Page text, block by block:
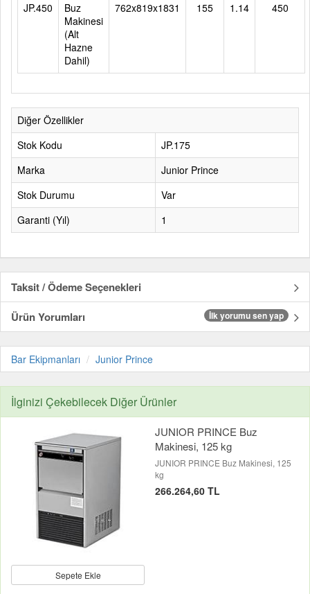
JP.450
Buz
Makinesi
(Alt
Hazne
Dahil)
762x819x1831 155 1.14 450
Diğer Özellikler
Stok Kodu
JP.175
Marka
Junior Prince
Stok Durumu
Var
Garanti (Yıl)
1
Taksit / Ödeme Seçenekleri
Ürün Yorumları
İlk yorumu sen yap
Bar Ekipmanları Junior Prince
İlginizi Çekebilecek Diğer Ürünler
Sepete Ekle
JUNIOR PRINCE Buz
Makinesi, 125 kg
JUNIOR PRINCE Buz Makinesi, 125
kg
266.264,60 TL